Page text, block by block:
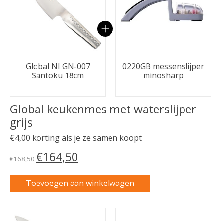
Global NI GN-007
Santoku 18cm
0220GB messenslijper
minosharp
Global keukenmes met waterslijper
grijs
€4,00 korting als je ze samen koopt
€168,50€164,50
Toevoegen aan winkelwagen
Carrousel van gebundelde producten